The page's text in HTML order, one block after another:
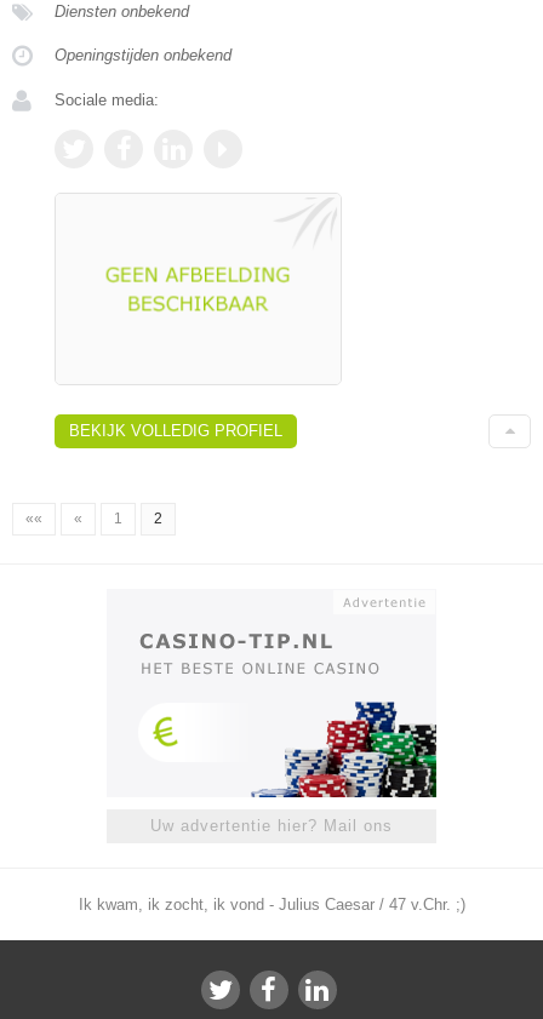
Diensten onbekend
Openingstijden onbekend
Sociale media:
BEKIJK VOLLEDIG PROFIEL
«« « 1 2
Uw advertentie hier? Mail ons
Ik kwam, ik zocht, ik vond - Julius Caesar / 47 v.Chr. ;)